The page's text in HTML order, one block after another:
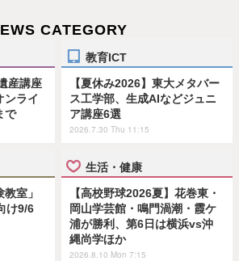
CATEGORY
産講座
ンライ
で
教育ICT
【夏休み2026】東大メタバー
ス工学部、生成AIなどジュニ
ア講座6選
2026.7.30 Thu 11:15
室」
け9/6
生活・健康
【高校野球2026夏】花巻東・
岡山学芸館・鳴門渦潮・霞ケ
浦が勝利、第6日は横浜vs沖
縄尚学ほか
2026.8.10 Mon 7:15